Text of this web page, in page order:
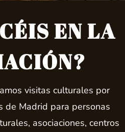
EN LA
visitas culturales por
de Madrid para personas
asociaciones, centros